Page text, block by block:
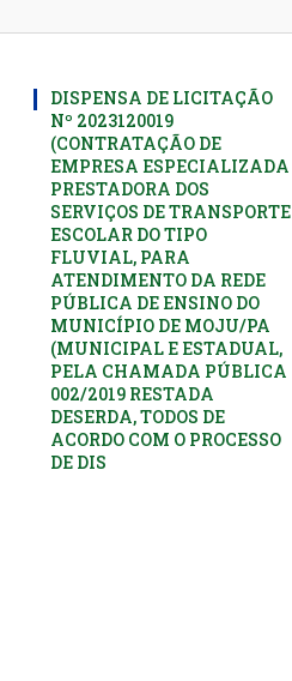
DISPENSA DE LICITAÇÃO
Nº 2023120019
(CONTRATAÇÃO DE
EMPRESA ESPECIALIZADA
PRESTADORA DOS
SERVIÇOS DE TRANSPORTE
ESCOLAR DO TIPO
FLUVIAL, PARA
ATENDIMENTO DA REDE
PÚBLICA DE ENSINO DO
MUNICÍPIO DE MOJU/PA
(MUNICIPAL E ESTADUAL,
PELA CHAMADA PÚBLICA
002/2019 RESTADA
DESERDA, TODOS DE
ACORDO COM O PROCESSO
DE DIS